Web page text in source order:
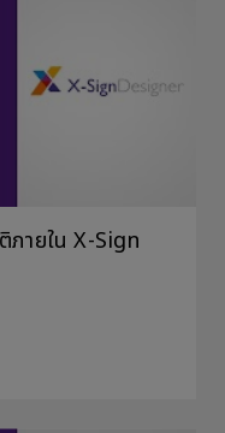
ภายใน X-Sign